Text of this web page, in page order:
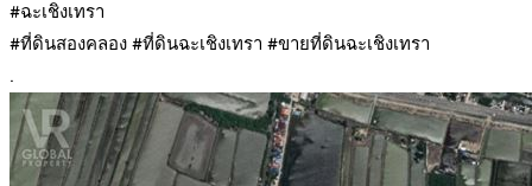
#ฉะเชิงเทรา
#ที่ดินสองคลอง #ที่ดินฉะเชิงเทรา #ขายที่ดินฉะเชิงเทรา
.